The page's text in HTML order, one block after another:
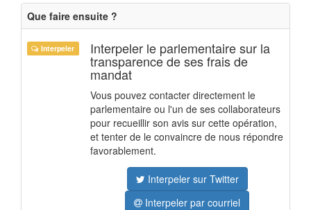
Que faire ensuite ?
Interpeler Interpeler le parlementaire sur la
transparence de ses frais de
mandat
Vous pouvez contacter directement le
parlementaire ou l'un de ses collaborateurs
pour recueillir son avis sur cette opération,
et tenter de le convaincre de nous répondre
favorablement.
Interpeler sur Twitter
Interpeler par courriel